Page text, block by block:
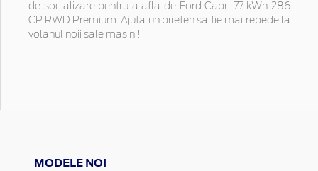
de socializare pentru a afla de Ford Capri 77 kWh 286
CP RWD Premium. Ajuta un prieten sa fie mai repede la
volanul noii sale masini!
MODELE NOI